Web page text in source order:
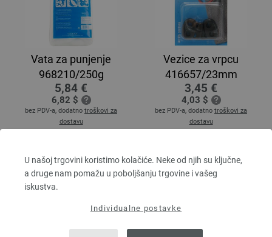
U našoj trgovini koristimo kolačiće. Neke od njih su ključne,
a druge nam pomažu u poboljšanju trgovine i vašeg
iskustva.
Individualne postavke
Vata za punjenje
968210/250g
5,84 €
6,82 $
bez PDV-a, dodatno troškovi za
dostavu
Vezice za vrpcu
416657/23mm
3,45 €
4,03 $
bez PDV-a, dodatno troškovi za
dostavu